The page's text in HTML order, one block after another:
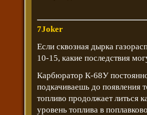
7Joker
Если сквозная дырка
10-15, какие последствия
Карбюратор К-68У
подкачиваешь до появления
топливо продолжает литься
уровень топлива в